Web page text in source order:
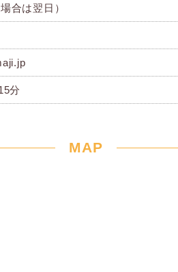
合は翌日）
分
MAP